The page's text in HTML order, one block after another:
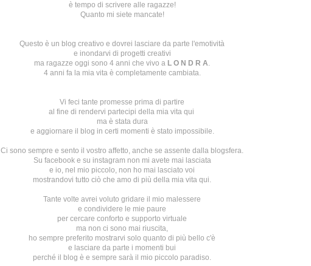
è tempo di scrivere alle ragazze!
Quanto mi siete mancate!
Questo è un blog creativo e dovrei lasciare da parte l'emotività
e inondarvi di progetti creativi
ma ragazze oggi sono 4 anni che vivo a L O N D R A.
4 anni fa la mia vita è completamente cambiata.
Vi feci tante promesse prima di partire
al fine di rendervi partecipi della mia vita qui
ma è stata dura
e aggiornare il blog in certi momenti è stato impossibile.
Ci sono sempre e sento il vostro affetto, anche se assente dalla blogsfera.
Su facebook e su instagram non mi avete mai lasciata
e io, nel mio piccolo, non ho mai lasciato voi
mostrandovi tutto ciò che amo di più della mia vita qui.
Tante volte avrei voluto gridare il mio malessere
e condividere le mie paure
per cercare conforto e supporto virtuale
ma non ci sono mai riuscita,
ho sempre preferito mostrarvi solo quanto di più bello c'è
e lasciare da parte i momenti bui
perché il blog è e sempre sarà il mio piccolo paradiso.